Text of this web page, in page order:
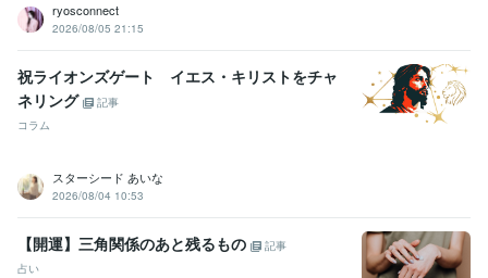
ryosconnect
2026/08/05 21:15
祝ライオンズゲート イエス・キリストをチャ
ネリング
記事
コラム
スターシード あいな
2026/08/04 10:53
【開運】三角関係のあと残るもの
記事
占い